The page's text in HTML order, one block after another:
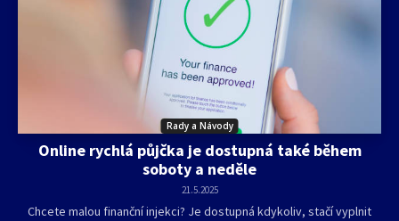
Rady a Návody
Online rychlá půjčka je dostupná také během
soboty a neděle
21.5.2025
Chcete malou finanční injekci? Je dostupná kdykoliv, stačí vyplnit